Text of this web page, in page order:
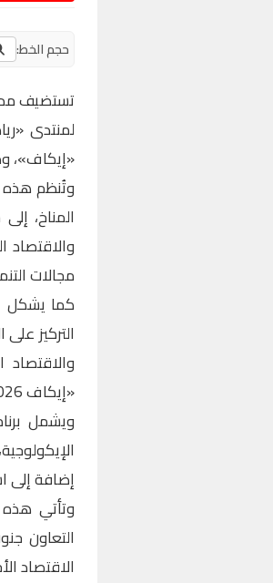
حجم الخط:
لمنتدى
«إيكاف»،
وتُنظم هذه
المناخ،
والاقتصاد
مجالات
كما يشكل
التركيز
«إيكاف 2026».
ويشمل
إضافة إلى
وتأتي
التعاون
الاقتصاد